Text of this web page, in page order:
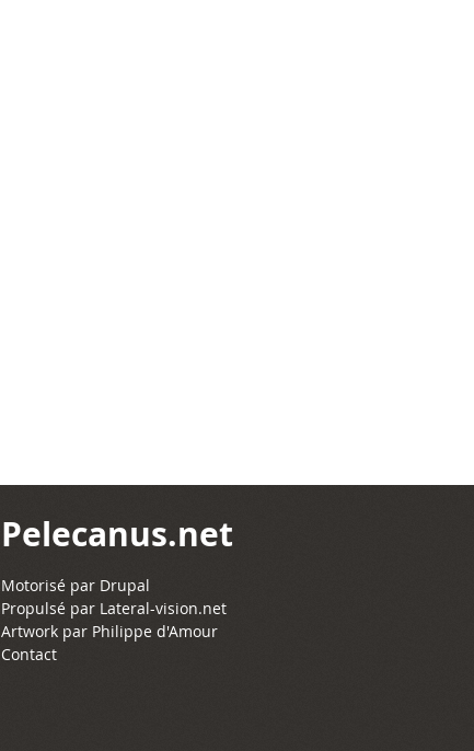
Pelecanus.net
Motorisé par Drupal
Propulsé par Lateral-vision.net
Artwork par Philippe d'Amour
Contact